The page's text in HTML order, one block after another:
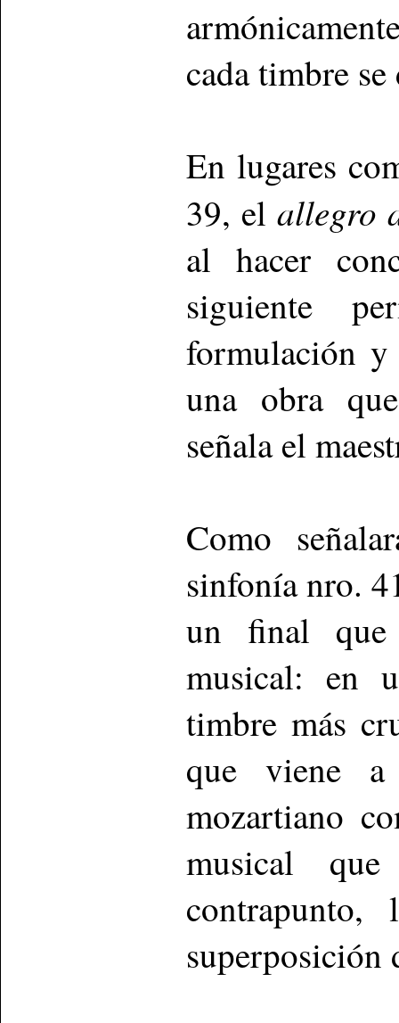
cada timbre se
En lugares
39, el allegro
al hacer
siguiente
formulación y
una obra
señala el
Como
sinfonía nro.
un final que
musical: en
timbre más
que viene
mozartiano
musical
superposición